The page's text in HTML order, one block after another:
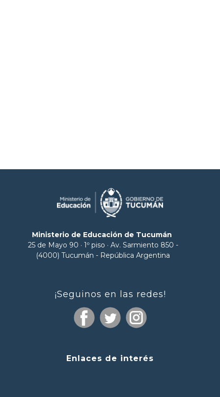
Ministerio de Educación de Tucumán
25 de Mayo 90 · 1º piso · Av. Sarmiento 850 -
(4000) Tucumán - República Argentina
¡Seguinos en las redes!
Enlaces de interés